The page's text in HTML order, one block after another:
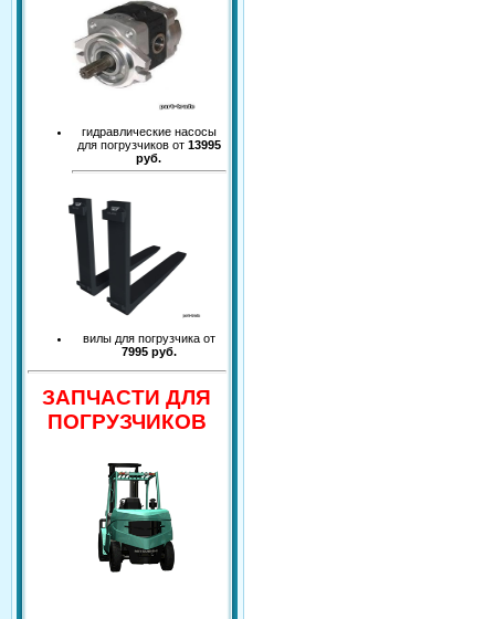
гидравлические насосы
для погрузчиков от 13995
руб.
вилы для погрузчика от
7995 руб.
ЗАПЧАСТИ ДЛЯ
ПОГРУЗЧИКОВ